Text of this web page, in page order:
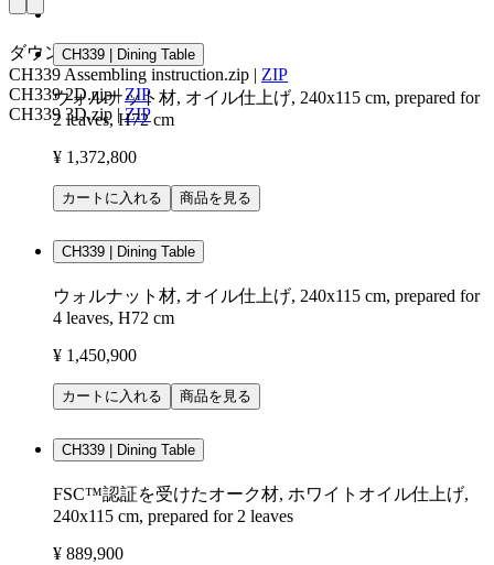
ダウンロード
CH339 Assembling instruction.zip | ZIP
CH339 2D.zip|ZIP
CH339 3D.zip |ZIP
CH339 | Dining Table
ウォルナット材, オイル仕上げ, 240x115 cm, prepared for
2 leaves, H72 cm
¥ 1,372,800
カートに入れる 商品を見る
CH339 | Dining Table
ウォルナット材, オイル仕上げ, 240x115 cm, prepared for
4 leaves, H72 cm
¥ 1,450,900
カートに入れる 商品を見る
CH339 | Dining Table
FSC™認証を受けたオーク材, ホワイトオイル仕上げ,
240x115 cm, prepared for 2 leaves
¥ 889,900